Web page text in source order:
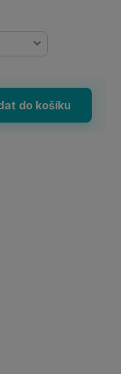
do košíku